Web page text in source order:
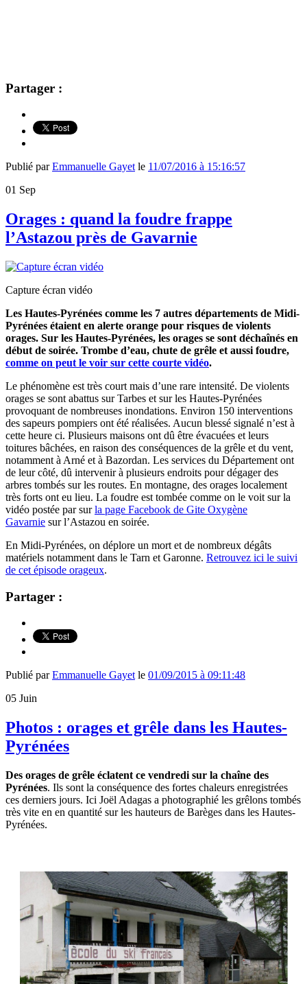
Partager :
Publié parEmmanuelle Gayet le 11/07/2016 à 15:16:57
01 Sep
Orages : quand la foudre frappe
l’Astazou près de Gavarnie
Capture écran vidéo
Les Hautes-Pyrénées comme les 7 autres départements de Midi-
Pyrénées étaient en alerte orange pour risques de violents
orages. Sur les Hautes-Pyrénées, les orages se sont déchaînés en
début de soirée. Trombe d’eau, chute de grêle et aussi foudre,
comme on peut le voir sur cette courte vidéo.
Le phénomène est très court mais d’une rare intensité. De violents
orages se sont abattus sur Tarbes et sur les Hautes-Pyrénées
provoquant de nombreuses inondations. Environ 150 interventions
des sapeurs pompiers ont été réalisées. Aucun blessé signalé n’est à
cette heure ci. Plusieurs maisons ont dû être évacuées et leurs
toitures bâchées, en raison des conséquences de la grêle et du vent,
notamment à Arné et à Bazordan. Les services du Département ont
de leur côté, dû intervenir à plusieurs endroits pour dégager des
arbres tombés sur les routes. En montagne, des orages localement
très forts ont eu lieu. La foudre est tombée comme on le voit sur la
vidéo postée par surla page Facebook de Gite Oxygène
Gavarnie sur l’Astazou en soirée.
En Midi-Pyrénées, on déplore un mort et de nombreux dégâts
matériels notamment dans le Tarn et Garonne. Retrouvez ici le suivi
de cet épisode orageux.
Partager :
Publié parEmmanuelle Gayetle 01/09/2015 à 09:11:48
05 Juin
Photos : orages et grêle dans les Hautes-
Pyrénées
Des orages de grêle éclatent ce vendredi sur la chaîne des
Pyrénées. Ils sont la conséquence des fortes chaleurs enregistrées
ces derniers jours. Ici Joël Adagas a photographié les grêlons tombés
très vite en en quantité sur les hauteurs de Barèges dans les Hautes-
Pyrénées.